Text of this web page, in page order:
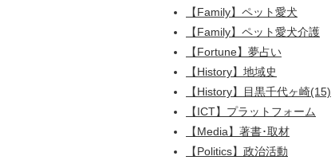
【Family】ペット愛犬
【Family】ペット愛犬介護
【Fortune】夢占い
【History】地域史
【History】目黒千代ヶ崎(15)
【ICT】プラットフォーム
【Media】著書･取材
【Politics】政治活動